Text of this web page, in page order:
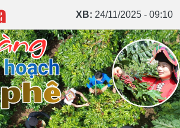
XB: 24/11/2025 - 09:10